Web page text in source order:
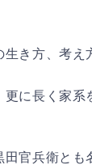
き方、考え
に長く家
官兵衛と